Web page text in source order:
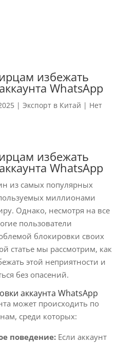
избежать
WhatsApp
| Экспорт в Китай | Нет
избежать
WhatsApp
из самых популярных
миллионами
Однако, несмотря на все
пользователи
блокировки своих
статье мы рассмотрим, как
этой неприятности и
без опасений.
аккаунта WhatsApp
может происходить по
среди которых:
поведение:Если аккаунт